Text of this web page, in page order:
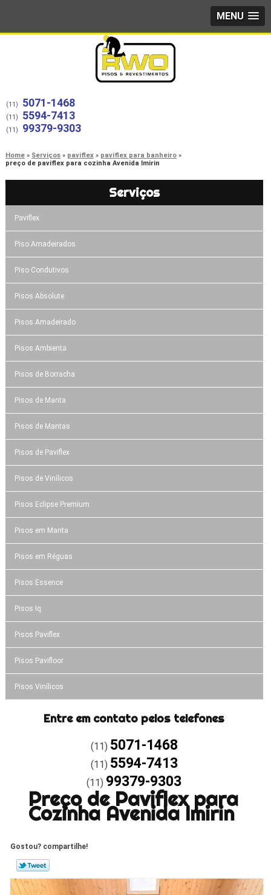
MENU
(11) 5071-1468
(11) 5594-7413
(11) 99379-9303
Home Serviços paviflex
paviflex para banheiro
preço de paviflex para cozinha Avenida Imirin
Serviços
Paviflex
Piso Amadeirados
Piso Condutivos
Pisos Absolute
Pisos Amadeirado
Pisos Ambienta
Pisos de Borracha
Pisos de Manta
Pisos de Mantas
Pisos de Paviflex
Pisos de Vinílicos
Pisos Eclipse Premium
Pisos em Manta
Pisos em Réguas
Pisos Essence
Pisos Iq
Pisos Paviflex
Pisos Pavifloor
Pisos Vinílicos
Entre em contato pelos telefones
(11) 5071-1468
(11) 5594-7413
(11) 99379-9303
Preço de Paviflex para
Cozinha Avenida Imirin
Gostou? compartilhe!